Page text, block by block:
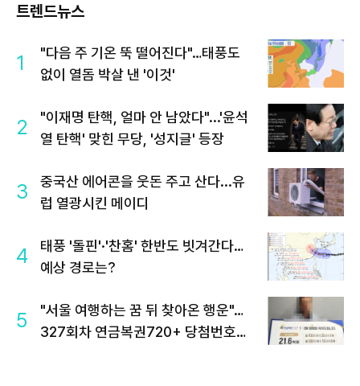
트렌드뉴스
1
"다음 주 기온 뚝 떨어진다"…태풍도
없이 열돔 박살 낸 '이것'
2
"이재명 탄핵, 얼마 안 남았다"...'윤석
열 탄핵' 맞힌 무당, '성지글' 등장
3
중국산 에어콘을 웃돈 주고 산다...유
럽 열광시킨 메이디
4
태풍 '돌핀'·'찬홈' 한반도 빗겨간다…
예상 경로는?
5
"서울 여행하는 꿈 뒤 찾아온 행운"…
327회차 연금복권720+ 당첨번호조